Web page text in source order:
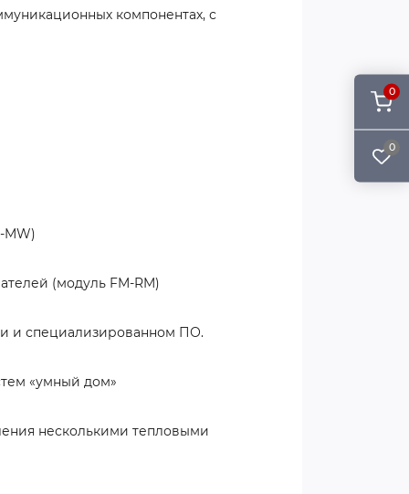
0
0
компонентах, с
MW)
(модуль FM-RM)
и специализированном ПО.
«умный дом»
несколькими тепловыми